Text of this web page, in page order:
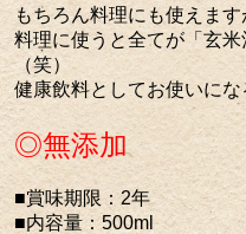
もちろん料理にも使えま
料理に使うと全てが「玄
（笑）
健康飲料としてお使いに
◎無添加
■賞味期限：2年
■内容量：500ml